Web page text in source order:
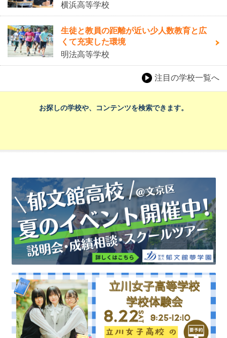
横浜高等学校
生徒と教員の距離が近い少人数教育と広
くて充実した環境
明法高等学校
注目の学校一覧へ
お探しの学校や、コンテンツを検索できます。